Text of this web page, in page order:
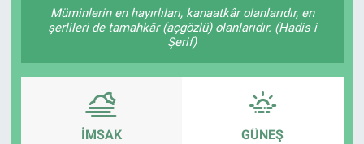
Müminlerin en hayırlıları, kanaatkâr olanlarıdır, en
şerlileri de tamahkâr (açgözlü) olanlarıdır. (Hadis-i
Şerif)
İMSAK GÜNEŞ
Sağlıklı Yaşam